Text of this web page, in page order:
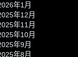
年1月
年12月
年11月
年10月
年9月
年8月